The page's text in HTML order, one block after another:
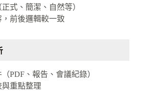
式、簡潔、自然等）
前後邏輯較一致
PDF、報告、會議紀錄）
重點整理